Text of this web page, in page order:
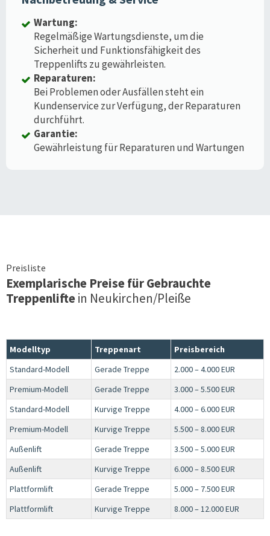
Wartung:
Regelmäßige Wartungsdienste, um die
Sicherheit und Funktionsfähigkeit des
Treppenlifts zu gewährleisten.
Reparaturen:
Bei Problemen oder Ausfällen steht ein
Kundenservice zur Verfügung, der Reparaturen
durchführt.
Garantie:
Gewährleistung für Reparaturen und Wartungen
Preisliste
Exemplarische Preise für Gebrauchte
Treppenliftein Neukirchen/Pleiße
Modelltyp Treppenart
Preisbereich
Standard-Modell
Gerade Treppe
2.000 – 4.000 EUR
Premium-Modell
Gerade Treppe
3.000 – 5.500 EUR
Standard-Modell
Kurvige Treppe
4.000 – 6.000 EUR
Premium-Modell
Kurvige Treppe
5.500 – 8.000 EUR
Außenlift
Gerade Treppe
3.500 – 5.000 EUR
Außenlift
Kurvige Treppe
6.000 – 8.500 EUR
Plattformlift
Gerade Treppe
5.000 – 7.500 EUR
Plattformlift
Kurvige Treppe 8.000 – 12.000 EUR